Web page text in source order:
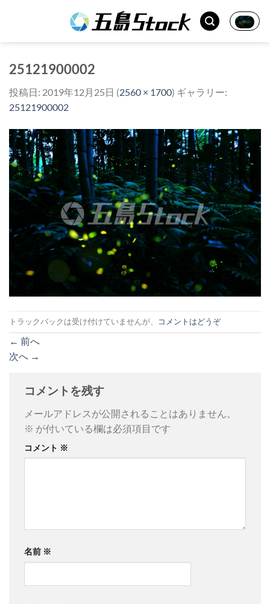
25121900002
投稿日: 2019年12月25日 (2560 × 1700) ギャラリー:
25121900002
トラックバックは受け付けていませんが、 コメントはどうぞ
← 前へ
次へ →
コメントを残す
メールアドレスが公開されることはありません。
※ が付いている欄は必須項目です
コメント ※
名前 ※